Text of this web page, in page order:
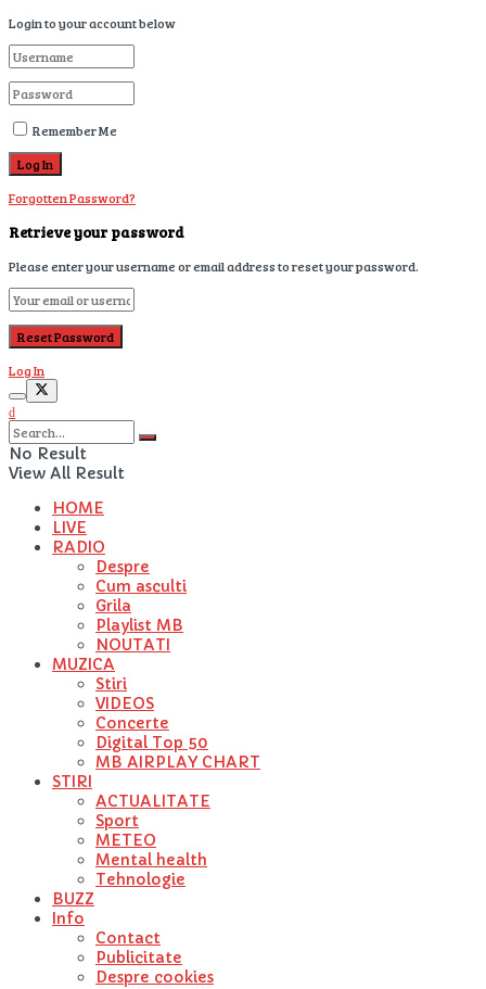
Login to your account below
Remember Me
Forgotten Password?
Retrieve your password
Please enter your username or email address to reset your password.
Log In
No Result
View All Result
HOME
LIVE
RADIO
Despre
Cum asculti
Grila
Playlist MB
NOUTATI
MUZICA
Stiri
VIDEOS
Concerte
Digital Top 50
MB AIRPLAY CHART
STIRI
ACTUALITATE
Sport
METEO
Mental health
Tehnologie
BUZZ
Info
Contact
Publicitate
Despre cookies